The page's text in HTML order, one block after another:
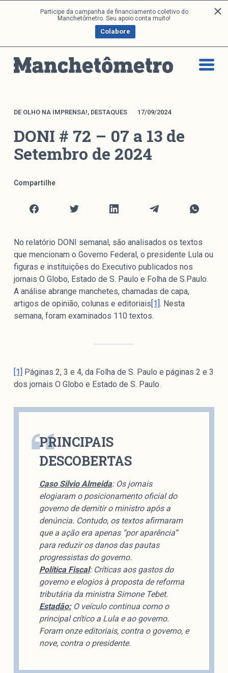
Participe da campanha de financiamento coletivo do
Manchetômetro. Seu apoio conta muito!
Colabore
a
p
c
e
Análises
DONI
Boletim M
M Facebook
M Instagram
Arquivos
Boletim da Pluralidade M
Entrevistas M
O Manchetômetro é um site de acompanhamento da
cobertura da grande mídia sobre temas de economia e
política produzido pelo Laboratório de Estudos de Mídia
e Esfera Pública (LEMEP). O LEMEP tem registro no
Diretório de Grupos de Pesquisa do CNPq e é sediado
no Instituto de Estudos Sociais e Políticos (IESP) da
Universidade do Estado do Rio de Janeiro (UERJ). O
Manchetômetro não tem filiação com partidos ou grupos
econômicos.
Institucional
Metodologia
Equipe
Parcerias
Parceria
DE OLHO NA IMPRENSA!, DESTAQUES 17/09/2024
DONI # 72 – 07 a 13 de
Setembro de 2024
Compartilhe
No relatório DONI semanal, são analisados os textos
que mencionam o Governo Federal, o presidente Lula ou
figuras e instituições do Executivo publicados nos
jornais O Globo, Estado de S. Paulo e Folha de S.Paulo.
A análise abrange manchetes, chamadas de capa,
artigos de opinião, colunas e editoriais[1]. Nesta
semana, foram examinados 110 textos.
[1] Páginas 2, 3 e 4, da Folha de S. Paulo e páginas 2 e 3
dos jornais O Globo e Estado de S. Paulo.
PRINCIPAIS
DESCOBERTAS
Caso Silvio Almeida: Os jornais
elogiaram o posicionamento oficial do
governo de demitir o ministro após a
denúncia. Contudo, os textos afirmaram
que a ação era apenas “por aparência”
para reduzir os danos das pautas
progressistas do governo.
Política Fiscal: Críticas aos gastos do
governo e elogios à proposta de reforma
tributária da ministra Simone Tebet.
Estadão:O veículo continua como o
principal crítico a Lula e ao governo.
Foram onze editoriais, contra o governo, e
nove, contra o presidente.